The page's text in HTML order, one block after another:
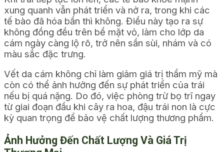
xung quanh vẫn phát triển và nở ra, trong khi các
tế bào đã hóa bần thì không. Điều này tạo ra sự
không đồng đều trên bề mặt vỏ, làm cho lớp da
cám ngày càng lộ rõ, trở nên sần sùi, nhám và có
màu sắc đặc trưng.
Vết da cám không chỉ làm giảm giá trị thẩm mỹ mà
còn có thể ảnh hưởng đến sự phát triển của trái
nếu bị quá nặng. Do đó, việc phòng trừ bọ trĩ ngay
từ giai đoạn đầu khi cây ra hoa, đậu trái non là cực
kỳ quan trọng để bảo vệ chất lượng thương phẩm.
Ảnh Hưởng Đến Chất Lượng Và Giá Trị